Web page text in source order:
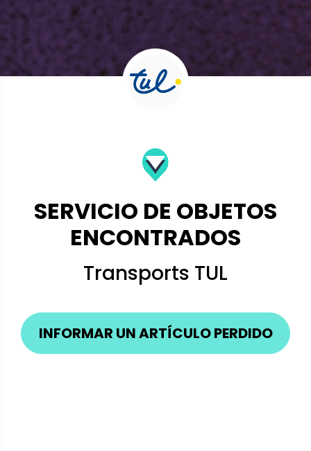
SERVICIO DE OBJETOS
ENCONTRADOS
Transports TUL
INFORMAR UN ARTÍCULO PERDIDO